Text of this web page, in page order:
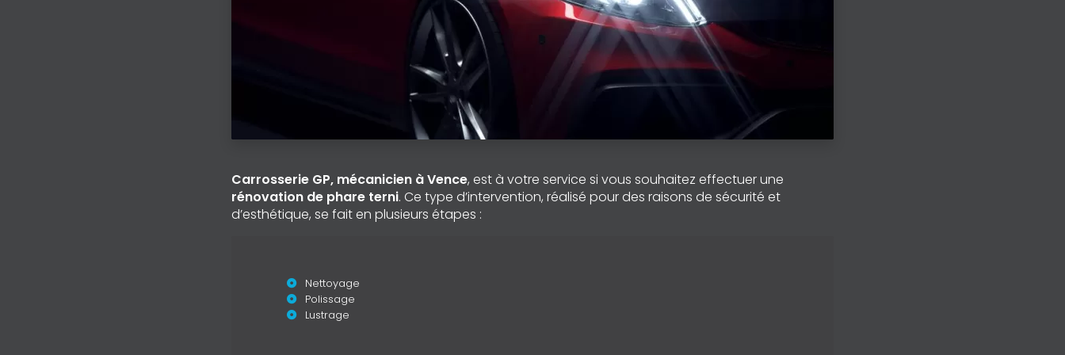
Carrosserie GP, mécanicien à Vence, est à votre service si vous souhaitez effectuer une
rénovation de phare terni. Ce type d’intervention, réalisé pour des raisons de sécurité et
d’esthétique, se fait en plusieurs étapes :
Nettoyage
Polissage
Lustrage